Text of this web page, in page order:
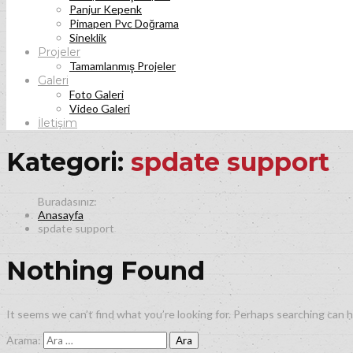
Panjur Kepenk
Pimapen Pvc Doğrama
Sineklik
Projeler
Tamamlanmış Projeler
Galeri
Foto Galeri
Video Galeri
İletişim
Kategori: spdate support
Anasayfa
spdate support
Nothing Found
It seems we can’t find what you’re looking for. Perhaps searching can
Arama: